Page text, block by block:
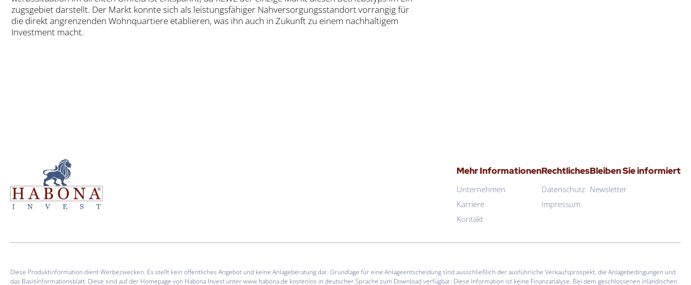
zugs­ge­biet dar­stellt. Der Markt konn­te sich als leis­tungs­fä­hi­ger Nah­ver­sor­gungs­stand­ort vor­ran­gig für
die direkt angren­zen­den Wohn­quar­tie­re eta­blie­ren, was ihn auch in Zukunft zu einem nach­hal­ti­gem
Invest­ment macht.
Mehr Informationen
Unternehmen
Karriere
Kontakt
Rechtliches
Datenschutz
Impressum
Bleiben Sie informiert
Newsletter
Diese Produktinformation dient Werbezwecken. Es stellt kein öffentliches Angebot und keine Anlageberatung dar. Grundlage für eine Anlageentscheidung sind ausschließlich der ausführliche Verkaufsprospekt, die Anlagebedingungen und
das Basisinformationsblatt. Diese sind auf der Homepage von Habona Invest unter www.habona.de kostenlos in deutscher Sprache zum Download verfügbar. Diese Information ist keine Finanzanalyse. Bei dem geschlossenen inländischen